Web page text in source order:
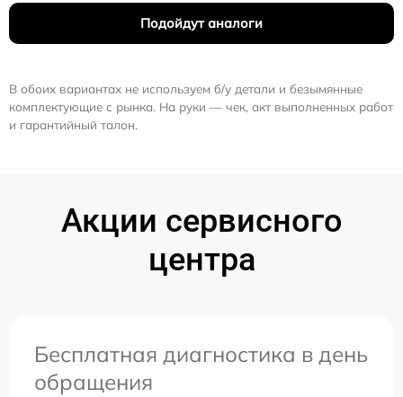
Подойдут аналоги
В обоих вариантах не используем б/у детали и безымянные
комплектующие с рынка. На руки — чек, акт выполненных работ
и гарантийный талон.
Акции сервисного
центра
Бесплатная диагностика в день
обращения